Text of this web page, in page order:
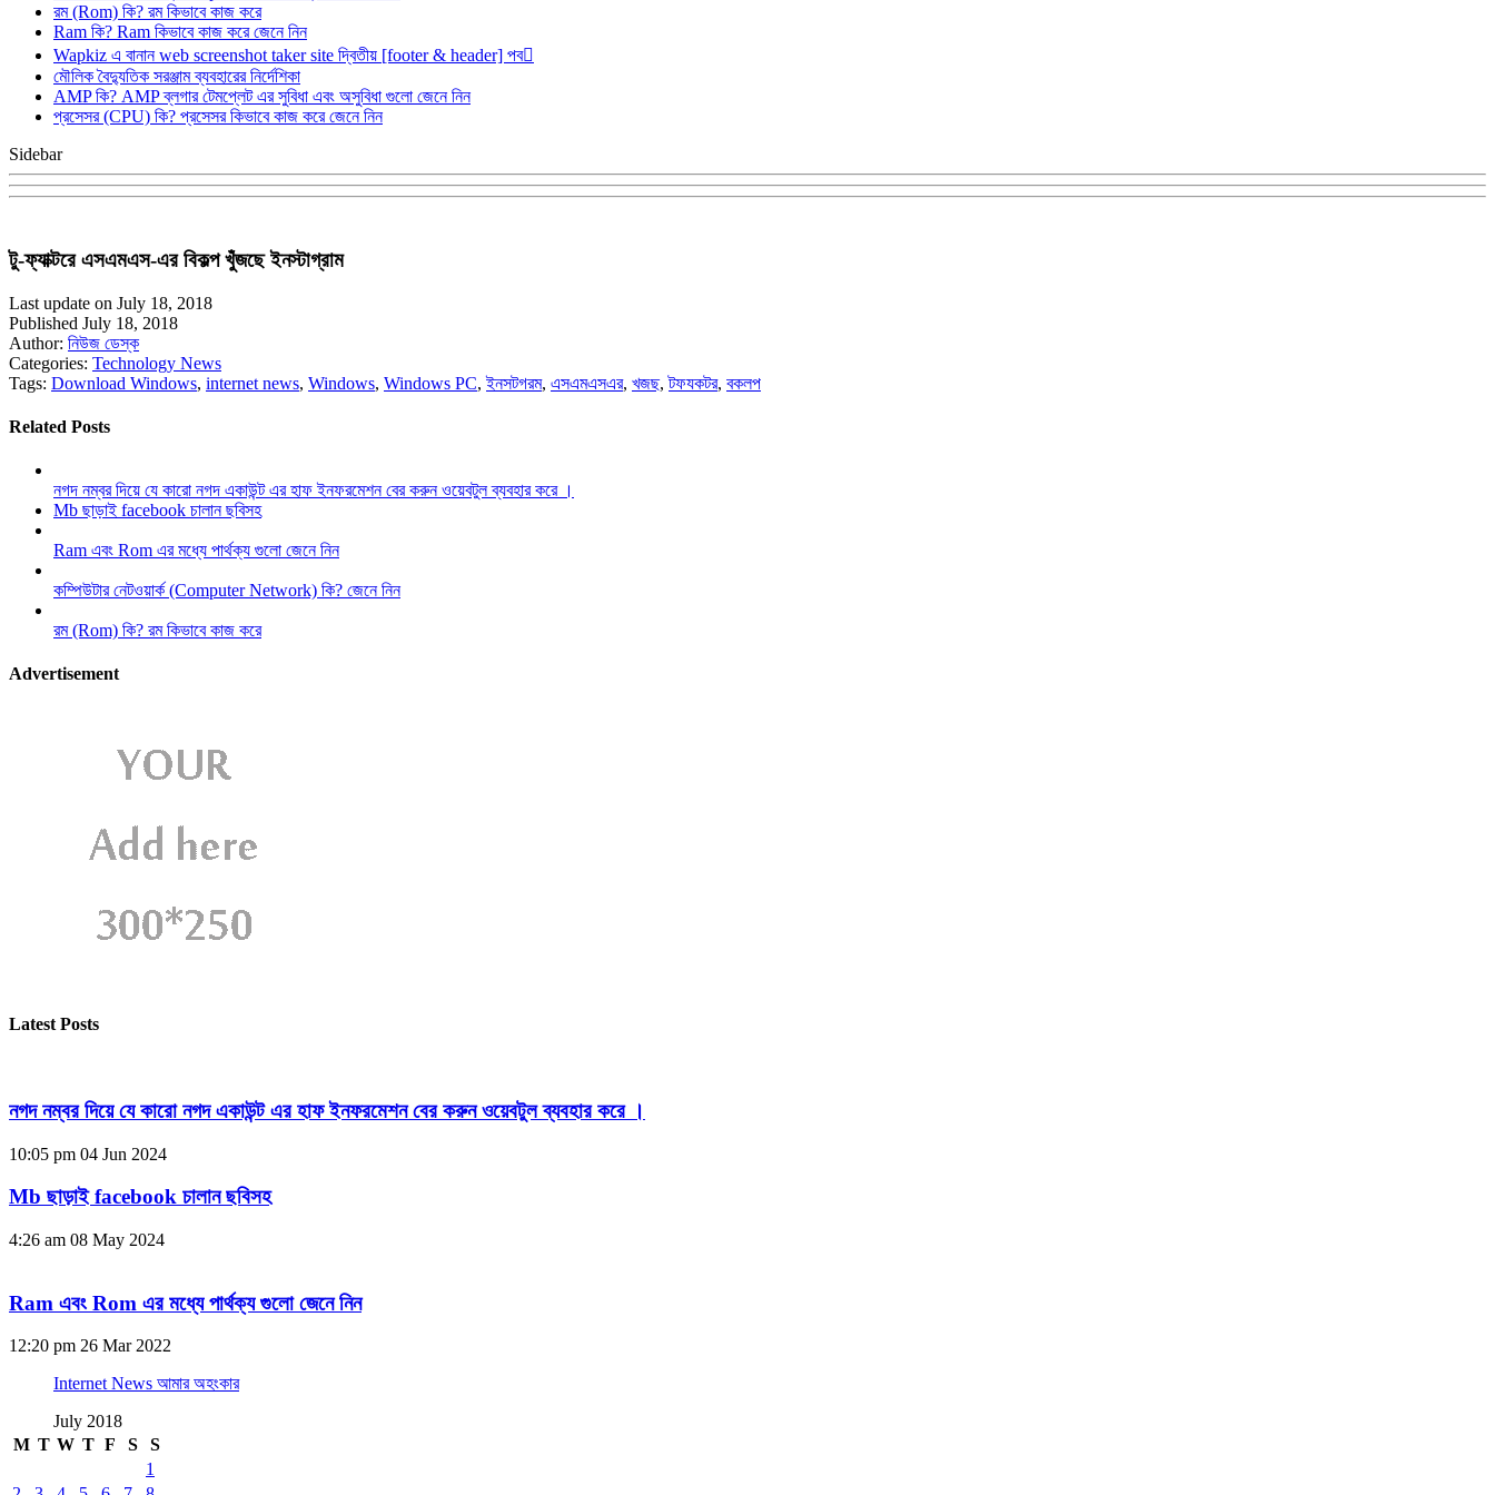
রম (Rom) কি? রম কিভাবে কাজ করে
Ram কি? Ram কিভাবে কাজ করে জেনে নিন
Wapkiz এ বানান web screenshot taker site দ্বিতীয় [footer & header] পব
মৌলিক বৈদ্যুতিক সরঞ্জাম ব্যবহারের নির্দেশিকা
AMP কি? AMP ব্লগার টেমপ্লেট এর সুবিধা এবং অসুবিধা গুলো জেনে নিন
প্রসেসর (CPU) কি? প্রসেসর কিভাবে কাজ করে জেনে নিন
Sidebar
টু-ফ্যাক্টরে এসএমএস-এর বিকল্প খুঁজছে ইনস্টাগ্রাম
Last update on July 18, 2018
Published July 18, 2018
Author: নিউজ ডেস্ক
Categories: Technology News
Tags: Download Windows, internet news, Windows, Windows PC,ইনসটগরম, এসএমএসএর, খজছ,টফযকটর, বকলপ
Related Posts
নগদ নম্বর দিয়ে যে কারো নগদ একাউন্ট এর হাফ ইনফরমেশন বের করুন ওয়েবটুল ব্যবহার করে ।
Mb ছাড়াই facebook চালান ছবিসহ
Ram এবং Rom এর মধ্যে পার্থক্য গুলো জেনে নিন
কম্পিউটার নেটওয়ার্ক (Computer Network) কি? জেনে নিন
রম (Rom) কি? রম কিভাবে কাজ করে
Advertisement
Latest Posts
নগদ নম্বর দিয়ে যে কারো নগদ একাউন্ট এর হাফ ইনফরমেশন বের করুন ওয়েবটুল ব্যবহার করে ।
10:05 pm 04 Jun 2024
Mb ছাড়াই facebook চালান ছবিসহ
4:26 am 08 May 2024
Ram এবং Rom এর মধ্যে পার্থক্য গুলো জেনে নিন
12:20 pm 26 Mar 2022
Internet News আমার অহংকার
July 2018
M T W T F S
S
1